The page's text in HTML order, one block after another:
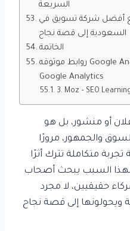
السريعة
أفضل شركة تسويق في
السعودية إلى قصة نجاح
الخاتمة
روابط موثوقه Google Analytics – Introduction to
Google Analytics
3. Moz – SEO
أو منشور، بل هو
والجمهور، مرورًا
تجربة متكاملة تترك أثرًا
السبب يبحث أصحاب
حقيقيين، لا مجرد
ويحولونها إلى قصة نجاح